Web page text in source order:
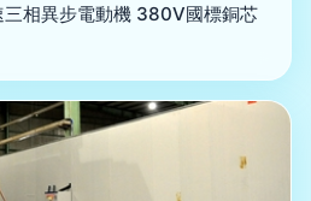
相異步電動機 380V國標銅芯